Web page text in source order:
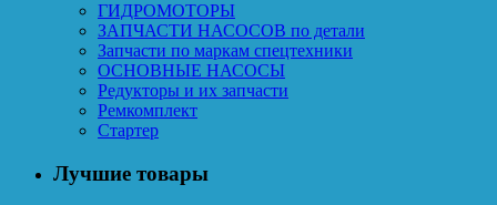
ГИДРОМОТОРЫ
ЗАПЧАСТИ НАСОСОВ по детали
Запчасти по маркам спецтехники
ОСНОВНЫЕ НАСОСЫ
Редукторы и их запчасти
Ремкомплект
Стартер
Лучшие товары